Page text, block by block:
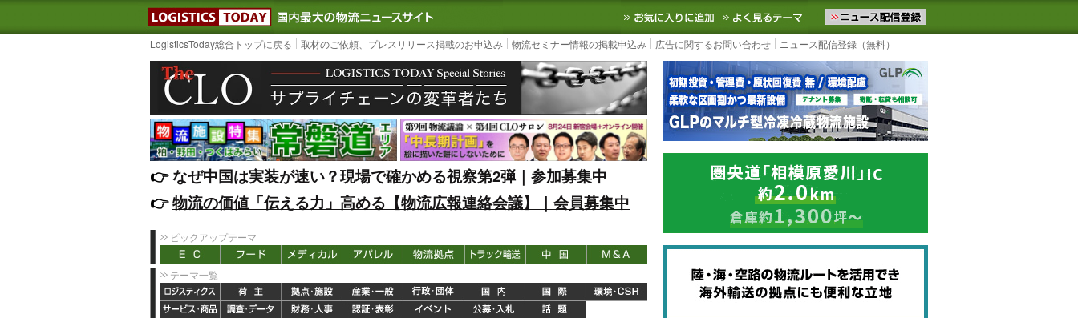
LOGISTICS TODAY｜国内最大の物流ニュースサイト3PL, SCMなど国内外の最新の物流ニュースをお届けします。物流ニュースメール配信を登録す
お気に入りに追加 よく見るテーマ
LogisticsToday総合トップに戻る 取材のご依頼、プレスリリース掲載のお申込み 物流セミナー情報の掲載申込み 広告に関するお問い合わせ ニュース配信登録（無料）
👉️なぜ中国は実装が速い？現場で確かめる視察第2弾｜参加募集中
👉️物流の価値「伝える力」高める【物流広報連絡会議】｜会員募集中
ピックアップテーマ
テーマ一覧